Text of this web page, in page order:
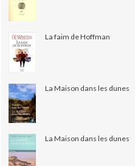
La faim de Hoffman
La Maison dans les dunes
La Maison dans les dunes